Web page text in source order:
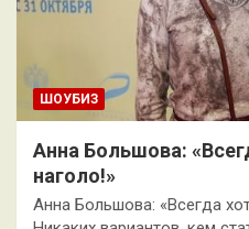
ШОУБИЗ
Анна Большова:
наголо!»
Анна Большова: «Всегда